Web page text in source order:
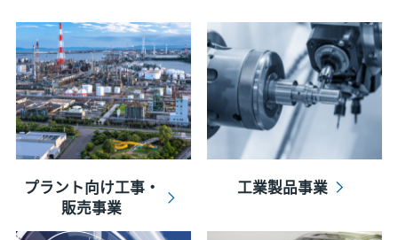
プラント向け工事・
販売事業
工業製品事業